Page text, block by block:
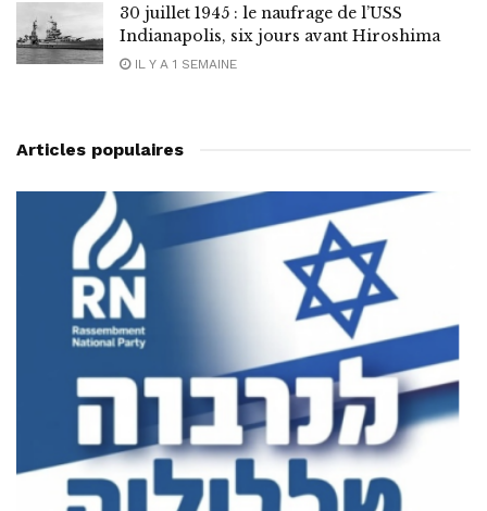
30 juillet 1945 : le naufrage de l’USS
Indianapolis, six jours avant Hiroshima
IL Y A 1 SEMAINE
Articles populaires